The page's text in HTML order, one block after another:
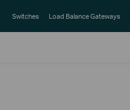
Switches Load Balance Gateways